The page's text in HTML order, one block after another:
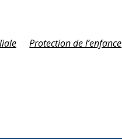
Protection de l’enfance